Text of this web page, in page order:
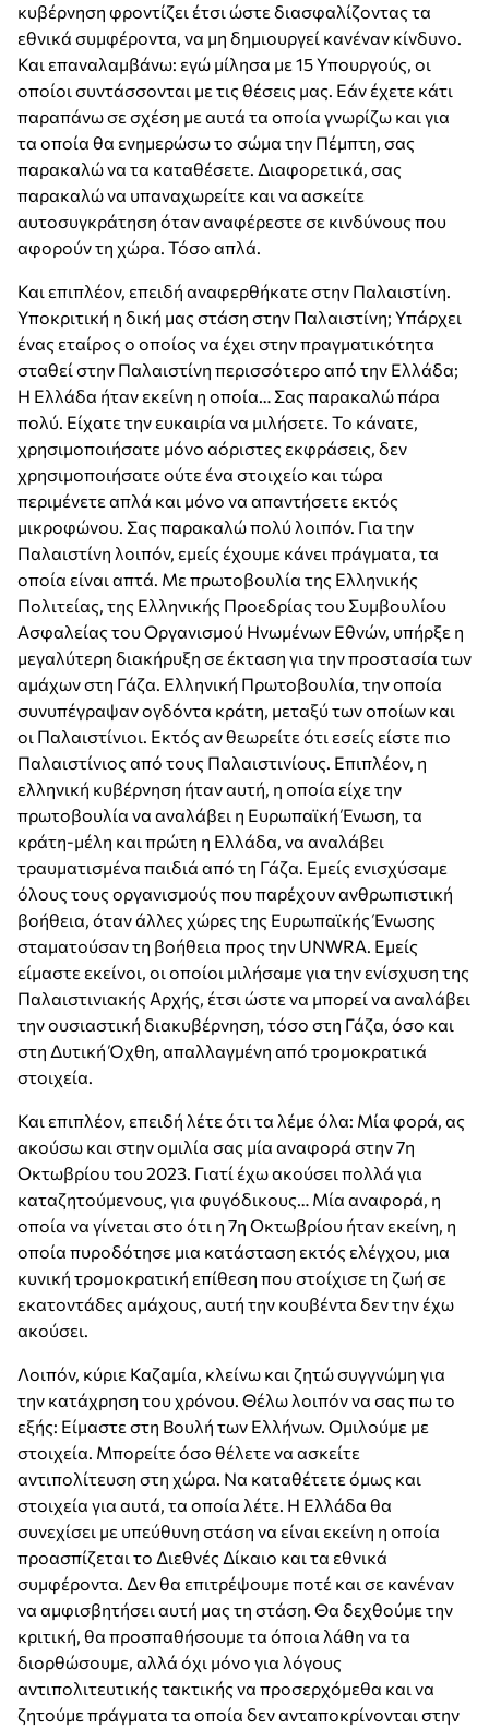
κυβέρνηση φροντίζει έτσι ώστε διασφαλίζοντας τα
εθνικά συμφέροντα, να μη δημιουργεί κανέναν κίνδυνο.
Και επαναλαμβάνω: εγώ μίλησα με 15 Υπουργούς, οι
οποίοι συντάσσονται με τις θέσεις μας. Εάν έχετε κάτι
παραπάνω σε σχέση με αυτά τα οποία γνωρίζω και για
τα οποία θα ενημερώσω το σώμα την Πέμπτη, σας
παρακαλώ να τα καταθέσετε. Διαφορετικά, σας
παρακαλώ να υπαναχωρείτε και να ασκείτε
αυτοσυγκράτηση όταν αναφέρεστε σε κινδύνους που
αφορούν τη χώρα. Τόσο απλά.
Και επιπλέον, επειδή αναφερθήκατε στην Παλαιστίνη.
Υποκριτική η δική μας στάση στην Παλαιστίνη; Υπάρχει
ένας εταίρος ο οποίος να έχει στην πραγματικότητα
σταθεί στην Παλαιστίνη περισσότερο από την Ελλάδα;
Η Ελλάδα ήταν εκείνη η οποία… Σας παρακαλώ πάρα
πολύ. Είχατε την ευκαιρία να μιλήσετε. Το κάνατε,
χρησιμοποιήσατε μόνο αόριστες εκφράσεις, δεν
χρησιμοποιήσατε ούτε ένα στοιχείο και τώρα
περιμένετε απλά και μόνο να απαντήσετε εκτός
μικροφώνου. Σας παρακαλώ πολύ λοιπόν. Για την
Παλαιστίνη λοιπόν, εμείς έχουμε κάνει πράγματα, τα
οποία είναι απτά. Με πρωτοβουλία της Ελληνικής
Πολιτείας, της Ελληνικής Προεδρίας του Συμβουλίου
Ασφαλείας του Οργανισμού Ηνωμένων Εθνών, υπήρξε η
μεγαλύτερη διακήρυξη σε έκταση για την προστασία των
αμάχων στη Γάζα. Ελληνική Πρωτοβουλία, την οποία
συνυπέγραψαν ογδόντα κράτη, μεταξύ των οποίων και
οι Παλαιστίνιοι. Εκτός αν θεωρείτε ότι εσείς είστε πιο
Παλαιστίνιος από τους Παλαιστινίους. Επιπλέον, η
ελληνική κυβέρνηση ήταν αυτή, η οποία είχε την
πρωτοβουλία να αναλάβει η Ευρωπαϊκή Ένωση, τα
κράτη-μέλη και πρώτη η Ελλάδα, να αναλάβει
τραυματισμένα παιδιά από τη Γάζα. Εμείς ενισχύσαμε
όλους τους οργανισμούς που παρέχουν ανθρωπιστική
βοήθεια, όταν άλλες χώρες της Ευρωπαϊκής Ένωσης
σταματούσαν τη βοήθεια προς την UNWRA. Εμείς
είμαστε εκείνοι, οι οποίοι μιλήσαμε για την ενίσχυση της
Παλαιστινιακής Αρχής, έτσι ώστε να μπορεί να αναλάβει
την ουσιαστική διακυβέρνηση, τόσο στη Γάζα, όσο και
στη Δυτική Όχθη, απαλλαγμένη από τρομοκρατικά
στοιχεία.
Και επιπλέον, επειδή λέτε ότι τα λέμε όλα: Μία φορά, ας
ακούσω και στην ομιλία σας μία αναφορά στην 7η
Οκτωβρίου του 2023. Γιατί έχω ακούσει πολλά για
καταζητούμενους, για φυγόδικους… Μία αναφορά, η
οποία να γίνεται στο ότι η 7η Οκτωβρίου ήταν εκείνη, η
οποία πυροδότησε μια κατάσταση εκτός ελέγχου, μια
κυνική τρομοκρατική επίθεση που στοίχισε τη ζωή σε
εκατοντάδες αμάχους, αυτή την κουβέντα δεν την έχω
ακούσει.
Λοιπόν, κύριε Καζαμία, κλείνω και ζητώ συγγνώμη για
την κατάχρηση του χρόνου. Θέλω λοιπόν να σας πω το
εξής: Είμαστε στη Βουλή των Ελλήνων. Ομιλούμε με
στοιχεία. Μπορείτε όσο θέλετε να ασκείτε
αντιπολίτευση στη χώρα. Να καταθέτετε όμως και
στοιχεία για αυτά, τα οποία λέτε. Η Ελλάδα θα
συνεχίσει με υπεύθυνη στάση να είναι εκείνη η οποία
προασπίζεται το Διεθνές Δίκαιο και τα εθνικά
συμφέροντα. Δεν θα επιτρέψουμε ποτέ και σε κανέναν
να αμφισβητήσει αυτή μας τη στάση. Θα δεχθούμε την
κριτική, θα προσπαθήσουμε τα όποια λάθη να τα
διορθώσουμε, αλλά όχι μόνο για λόγους
αντιπολιτευτικής τακτικής να προσερχόμεθα και να
ζητούμε πράγματα τα οποία δεν ανταποκρίνονται στην